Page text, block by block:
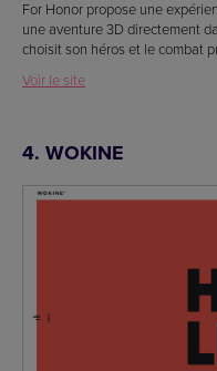
For Honor propose une
une aventure 3D directement
choisit son héros et le combat
Voir le site
4. WOKINE